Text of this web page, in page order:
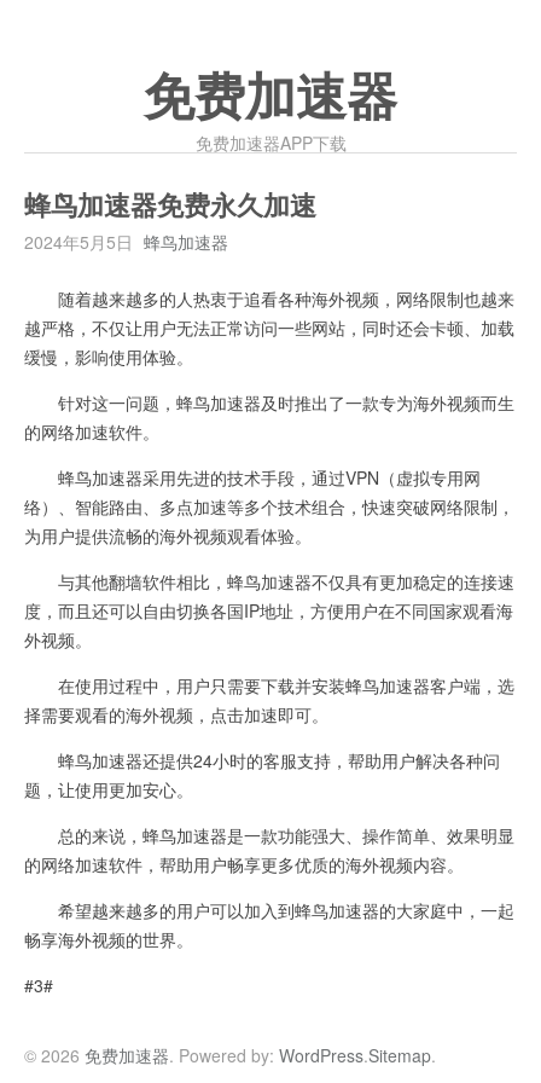
免费加速器
免费加速器APP下载
蜂鸟加速器免费永久加速
2024年5月5日 蜂鸟加速器
随着越来越多的人热衷于追看各种海外视频，网络限制也越来
越严格，不仅让用户无法正常访问一些网站，同时还会卡顿、加载
缓慢，影响使用体验。
针对这一问题，蜂鸟加速器及时推出了一款专为海外视频而生
的网络加速软件。
蜂鸟加速器采用先进的技术手段，通过VPN（虚拟专用网
络）、智能路由、多点加速等多个技术组合，快速突破网络限制，
为用户提供流畅的海外视频观看体验。
与其他翻墙软件相比，蜂鸟加速器不仅具有更加稳定的连接速
度，而且还可以自由切换各国IP地址，方便用户在不同国家观看海
外视频。
在使用过程中，用户只需要下载并安装蜂鸟加速器客户端，选
择需要观看的海外视频，点击加速即可。
蜂鸟加速器还提供24小时的客服支持，帮助用户解决各种问
题，让使用更加安心。
总的来说，蜂鸟加速器是一款功能强大、操作简单、效果明显
的网络加速软件，帮助用户畅享更多优质的海外视频内容。
希望越来越多的用户可以加入到蜂鸟加速器的大家庭中，一起
畅享海外视频的世界。
#3#
© 2026 免费加速器. Powered by: WordPress.Sitemap.